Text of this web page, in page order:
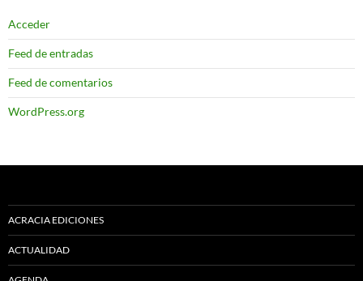
Acceder
Feed de entradas
Feed de comentarios
WordPress.org
ACRACIA EDICIONES
ACTUALIDAD